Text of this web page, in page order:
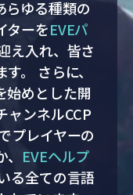
らゆる種類の
ターをEVEパ
え入れ、皆さ
。 さらに、
始めとした開
ャンネルCCP
プレイヤーの
EVEヘルプ
る全ての言語